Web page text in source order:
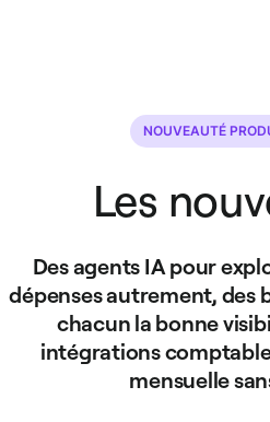
NOUVEAUTÉ
Les
Des agents IA pour
dépenses autrement, des
chacun la bonne
intégrations
mensuelle